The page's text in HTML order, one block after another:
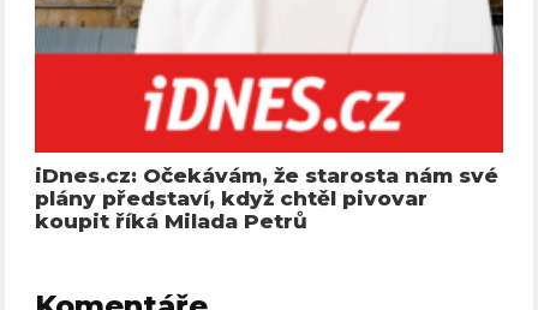
iDnes.cz: Očekávám, že starosta nám své
plány představí, když chtěl pivovar
koupit říká Milada Petrů